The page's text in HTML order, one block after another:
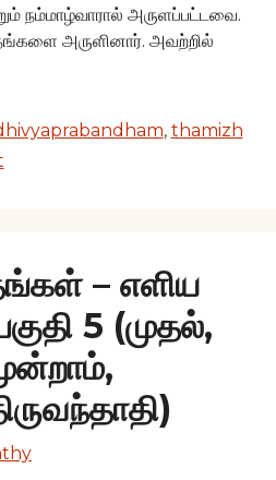
நம்மாழ்வாரால் அருளப்பட்டவை.
அருளினார். அவற்றில்
, thamizh
– எளிய
5 (முதல்,